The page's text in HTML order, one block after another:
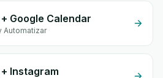
Google Calendar
Automatizar
Instagram